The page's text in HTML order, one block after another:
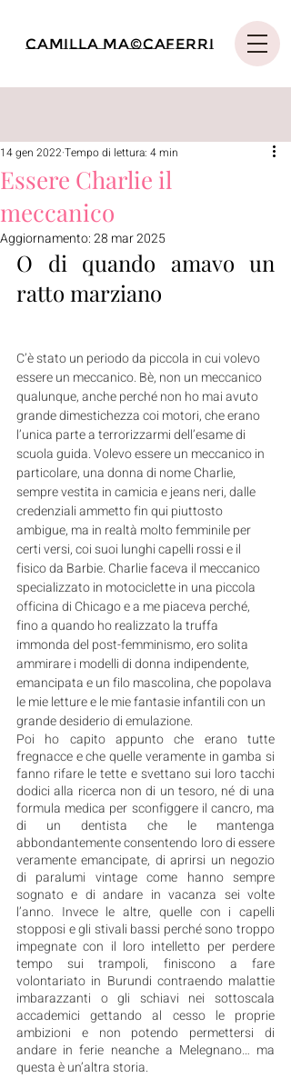
Camilla Ma©caferri
Essere Charlie il
meccanico
14 gen 2022 Tempo di lettura: 4 min
Aggiornamento:28 mar 2025
O di quando amavo un
ratto marziano
C’è stato un periodo da piccola in cui volevo
essere un meccanico. Bè, non un meccanico
qualunque, anche perché non ho mai avuto
grande dimestichezza coi motori, che erano
l’unica parte a terrorizzarmi dell’esame di
scuola guida. Volevo essere un meccanico in
particolare, una donna di nome Charlie,
sempre vestita in camicia e jeans neri, dalle
credenziali ammetto fin qui piuttosto
ambigue, ma in realtà molto femminile per
certi versi, coi suoi lunghi capelli rossi e il
fisico da Barbie. Charlie faceva il meccanico
specializzato in motociclette in una piccola
officina di Chicago e a me piaceva perché,
fino a quando ho realizzato la truffa
immonda del post-femminismo, ero solita
ammirare i modelli di donna indipendente,
emancipata e un filo mascolina, che popolava
le mie letture e le mie fantasie infantili con un
grande desiderio di emulazione.
Poi ho capito appunto che erano tutte
fregnacce e che quelle veramente in gamba si
fanno rifare le tette e svettano sui loro tacchi
dodici alla ricerca non di un tesoro, né di una
formula medica per sconfiggere il cancro, ma
di un dentista che le mantenga
abbondantemente consentendo loro di essere
veramente emancipate, di aprirsi un negozio
di paralumi vintage come hanno sempre
sognato e di andare in vacanza sei volte
l’anno. Invece le altre, quelle con i capelli
stopposi e gli stivali bassi perché sono troppo
impegnate con il loro intelletto per perdere
tempo sui trampoli, finiscono a fare
volontariato in Burundi contraendo malattie
imbarazzanti o gli schiavi nei sottoscala
accademici gettando al cesso le proprie
ambizioni e non potendo permettersi di
andare in ferie neanche a Melegnano… ma
questa è un’altra storia.